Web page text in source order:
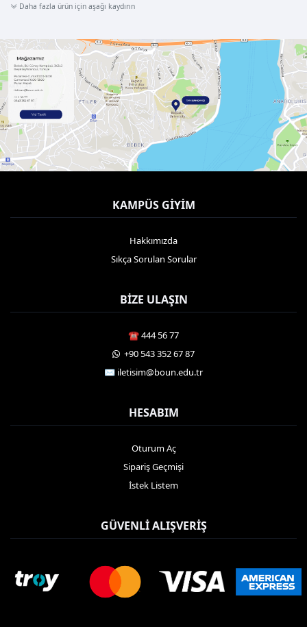
Daha fazla ürün için aşağı kaydırın
KAMPÜS GIYIM
Hakkımızda
Sıkça Sorulan Sorular
BIZE ULAŞIN
☎️ 444 56 77
️ +90 543 352 67 87
✉️ iletisim@boun.edu.tr
HESABIM
Oturum Aç
Sipariş Geçmişi
İstek Listem
GÜVENLI ALIŞVERIŞ